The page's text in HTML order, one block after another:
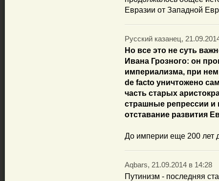
Евразии от Западной
Русский казанец,
Но все это не суть
Ивана Грозного: он
империализма, при
de facto уничтожено
часть старых
страшные репрессии и
отставание развития
До империи еще 200 лет
Aqbars, 21.09.2014 в 14:28
Путинизм - последняя